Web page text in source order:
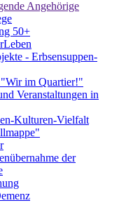
Angehörige
50+
- Erbsensuppen-
im Quartier!"
Veranstaltungen in
Kulturen-Vielfalt
der